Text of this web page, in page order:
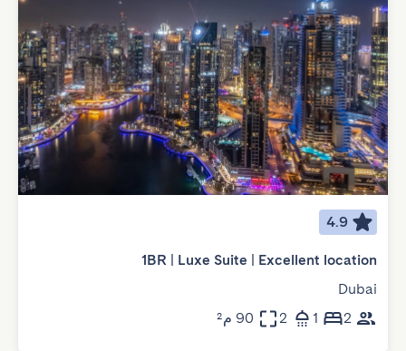
4.9
1BR | Luxe Suite | Excellent location
Dubai
2
1
2 90 م²